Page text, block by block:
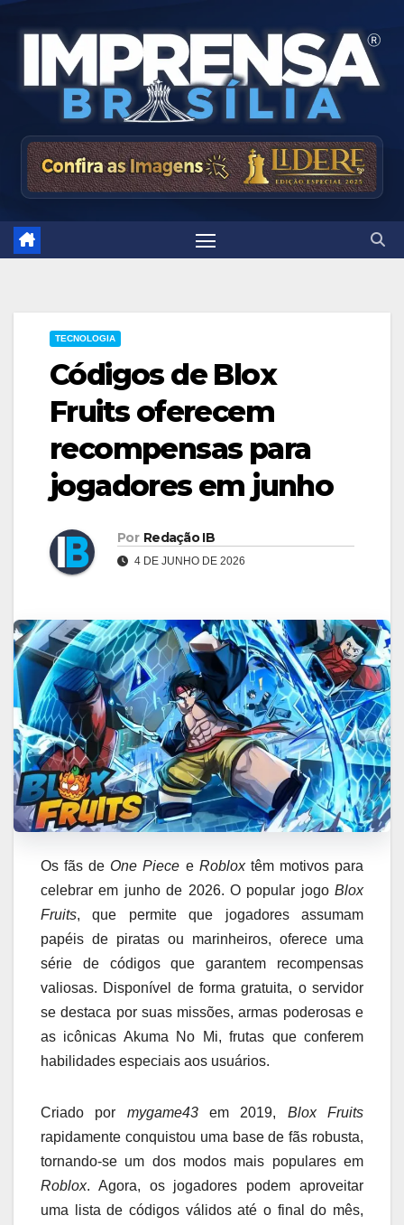
TECNOLOGIA
Códigos de Blox
Fruits oferecem
recompensas para
jogadores em junho
Por Redação IB
4 DE JUNHO DE 2026
Os fãs de One Piece e Robloxtêm motivos para
celebrar em junho de 2026. O popular jogo Blox
Fruits, que permite que jogadores assumam
papéis de piratas ou marinheiros, oferece uma
série de códigos que garantem recompensas
valiosas. Disponível de forma gratuita, o servidor
se destaca por suas missões, armas poderosas e
as icônicas Akuma No Mi, frutas que conferem
habilidades especiais aos usuários.
Criado por mygame43em 2019, Blox Fruits
rapidamente conquistou uma base de fãs robusta,
tornando-se um dos modos mais populares em
Roblox. Agora, os jogadores podem aproveitar
uma lista de códigos válidos até o final do mês,